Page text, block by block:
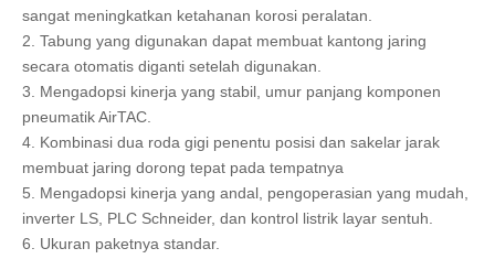
sangat meningkatkan ketahanan korosi peralatan.
2. Tabung yang digunakan dapat membuat kantong jaring
secara otomatis diganti setelah digunakan.
3. Mengadopsi kinerja yang stabil, umur panjang komponen
pneumatik AirTAC.
4. Kombinasi dua roda gigi penentu posisi dan sakelar jarak
membuat jaring dorong tepat pada tempatnya
5. Mengadopsi kinerja yang andal, pengoperasian yang mudah,
inverter LS, PLC Schneider, dan kontrol listrik layar sentuh.
6. Ukuran paketnya standar.